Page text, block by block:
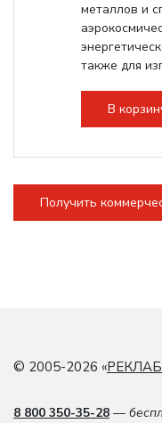
металлов и
также для
В
Получить
© 2005-2026 «РЕКЛАБ
8 800 350-35-28 —